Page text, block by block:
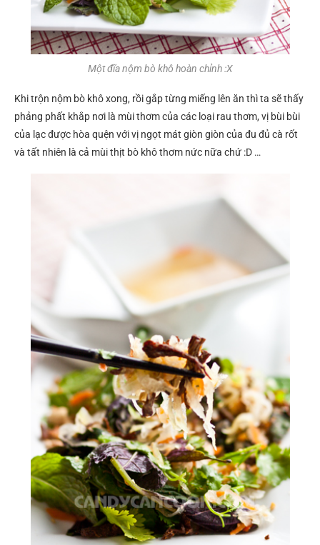
Một đĩa nộm bò khô hoàn chỉnh :X
Khi trộn nộm bò khô xong, rồi gắp từng miếng lên ăn thì ta sẽ thấy
phảng phất khắp nơi là mùi thơm của các loại rau thơm, vị bùi bùi
của lạc được hòa quện với vị ngọt mát giòn giòn của đu đủ cà rốt
và tất nhiên là cả mùi thịt bò khô thơm nức nữa chứ :D …